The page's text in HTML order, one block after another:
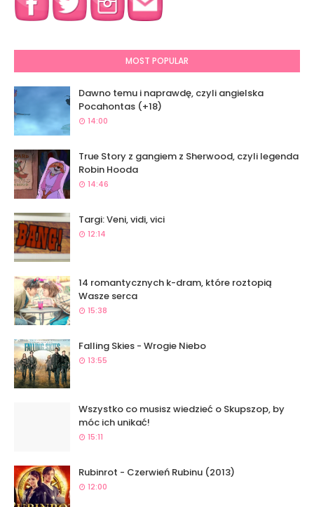
MOST POPULAR
Dawno temu i naprawdę, czyli angielska
Pocahontas (+18)
14:00
True Story z gangiem z Sherwood, czyli legenda
Robin Hooda
14:46
Targi: Veni, vidi, vici
12:14
14 romantycznych k-dram, które roztopią
Wasze serca
15:38
Falling Skies - Wrogie Niebo
13:55
Wszystko co musisz wiedzieć o Skupszop, by
móc ich unikać!
15:11
Rubinrot - Czerwień Rubinu (2013)
12:00